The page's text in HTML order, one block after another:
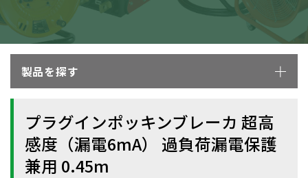
製品を探す
プラグインポッキンブレーカ 超高
感度（漏電6mA） 過負荷漏電保護
兼用 0.45m